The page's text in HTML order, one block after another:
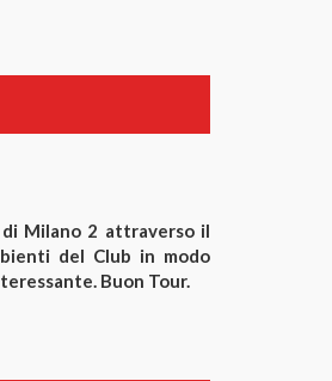
Milano 2 attraverso il
del Club in modo
Buon Tour.